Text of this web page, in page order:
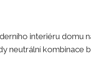
interiéru domu
neutrální kombinace